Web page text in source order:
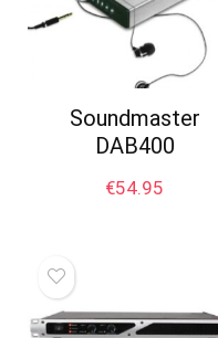
Soundmaster
DAB400
€54.95